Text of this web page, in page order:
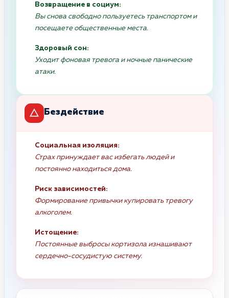
Возвращение в социум:
Вы снова свободно пользуетесь транспортом и
посещаете общественные места.
Здоровый сон:
Уходит фоновая тревога и ночные панические
атаки.
Бездействие
Социальная изоляция:
Страх принуждает вас избегать людей и
постоянно находиться дома.
Риск зависимостей:
Формирование привычки купировать тревогу
алкоголем.
Истощение:
Постоянные выбросы кортизола изнашивают
сердечно-сосудистую систему.